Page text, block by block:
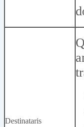
Destinataris